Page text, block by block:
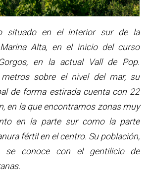
situado en el interior sur de la
Alta, en el inicio del curso
en la actual Vall de Pop.
sobre el nivel del mar, su
de forma estirada cuenta con 22
en la que encontramos zonas muy
en la parte sur como la parte
fértil en el centro. Su población,
se conoce con el gentilicio de